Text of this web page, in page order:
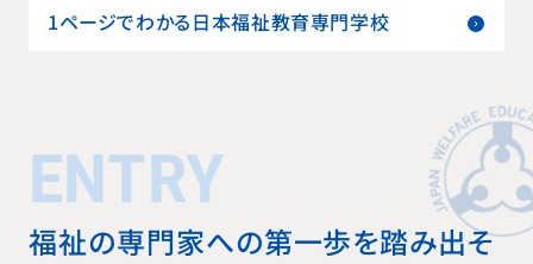
1ページでわかる日本福祉教育専門学校
ENTRY
福祉の専門家への第一歩を踏み出そ